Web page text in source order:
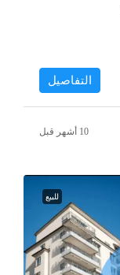
التفاصيل
للبيع